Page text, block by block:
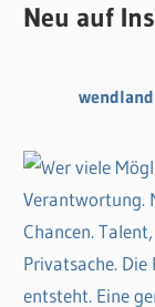
Neu auf